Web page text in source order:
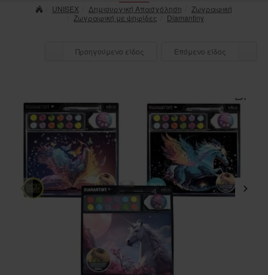
UNISEX Δημιουργική Απασχόληση
Ζωγραφική
Ζωγραφική με ψηφίδες
Diamantiny
Προηγούμενο είδος Επόμενο είδος